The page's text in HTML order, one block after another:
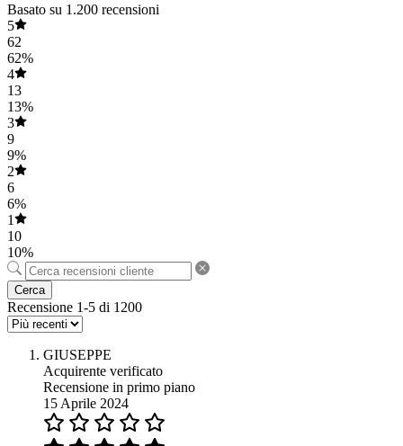
Basato su 1.200 recensioni
5
62
62%
4
13
13%
3
9
9%
2
6
6%
1
10
10%
Cerca
Recensione 1-5 di 1200
GIUSEPPE
Acquirente verificato
Recensione in primo piano
15 Aprile 2024